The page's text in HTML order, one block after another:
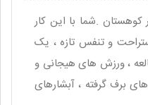
.شما با این کار
و تنفس تازه ، یک
، ورزش های هیجانی و
برف گرفته ، آبشارهای